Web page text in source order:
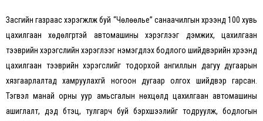
Засгийн газраас хэрэгжүүлж буй “Чөлөөлье” санаачилгын хүрээнд 100 хувь
цахилгаан хөдөлгүүртэй автомашины хэрэглээг дэмжих, цахилгаан
тээврийн хэрэгслийн хэрэглээг нэмэгдүүлэх бодлого шийдвэрийн хүрээнд
цахилгаан тээврийн хэрэгслийг тодорхой ангиллын дагуу дугаарын
хязгаарлалтад хамруулахгүй ногоон дугаар олгох шийдвэр гарсан.
Тэгвэл манай орны уур амьсгалын нөхцөлд цахилгаан автомашины
ашиглалт, дэд бүтэц, тулгарч буй бэрхшээлийг тодруулж, бодлогын